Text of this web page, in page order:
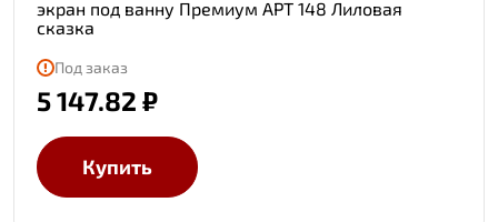
экран под ванну Премиум АРТ 148 Лиловая
сказка
Под заказ
5 147.82 ₽
Купить